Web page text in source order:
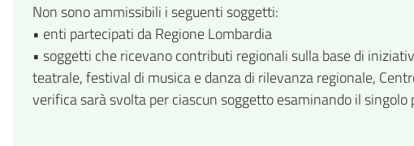
Non sono ammissibili i seguenti soggetti:
• enti partecipati da Regione Lombardia
• soggetti che ricevano contributi regionali sulla base di
teatrale, festival di musica e danza di rilevanza regionale,
verifica sarà svolta per ciascun soggetto esaminando il